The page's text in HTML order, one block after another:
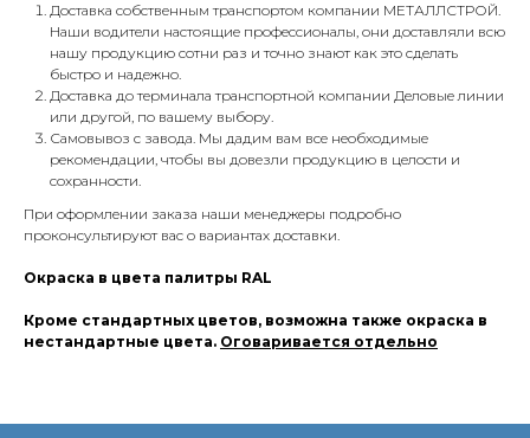
Доставка собственным транспортом компании МЕТАЛЛСТРОЙ.
Наши водители настоящие профессионалы, они доставляли всю
нашу продукцию сотни раз и точно знают как это сделать
быстро и надежно.
Доставка до терминала транспортной компании Деловые линии
или другой, по вашему выбору.
Самовывоз с завода. Мы дадим вам все необходимые
рекомендации, чтобы вы довезли продукцию в целости и
сохранности.
При оформлении заказа наши менеджеры подробно
проконсультируют вас о вариантах доставки.
Окраска в цвета палитры RAL
Кроме стандартных цветов, возможна также окраска в
нестандартные цвета. Оговаривается отдельно